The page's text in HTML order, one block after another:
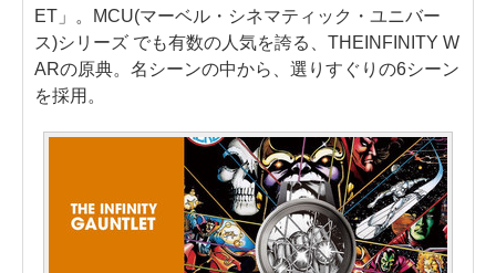
ET」。MCU(マーベル・シネマティック・ユニバー
ス)シリーズ でも有数の人気を誇る、THEINFINITY W
ARの原典。名シーンの中から、選りすぐりの6シーン
を採用。